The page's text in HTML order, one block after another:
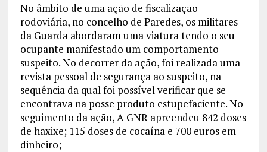
No âmbito de uma ação de fiscalização
rodoviária, no concelho de Paredes, os militares
da Guarda abordaram uma viatura tendo o seu
ocupante manifestado um comportamento
suspeito. No decorrer da ação, foi realizada uma
revista pessoal de segurança ao suspeito, na
sequência da qual foi possível verificar que se
encontrava na posse produto estupefaciente. No
seguimento da ação, A GNR apreendeu 842 doses
de haxixe; 115 doses de cocaína e 700 euros em
dinheiro;